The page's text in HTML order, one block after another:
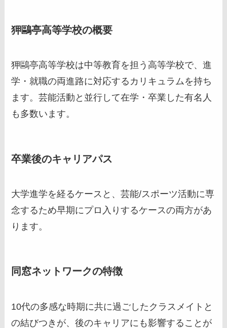
狎鷗亭高等学校の概要
狎鷗亭高等学校は中等教育を担う高等学校で、進
学・就職の両進路に対応するカリキュラムを持ち
ます。芸能活動と並行して在学・卒業した有名人
も多数います。
卒業後のキャリアパス
大学進学を経るケースと、芸能/スポーツ活動に専
念するため早期にプロ入りするケースの両方があ
ります。
同窓ネットワークの特徴
10代の多感な時期に共に過ごしたクラスメイトと
の結びつきが、後のキャリアにも影響することが